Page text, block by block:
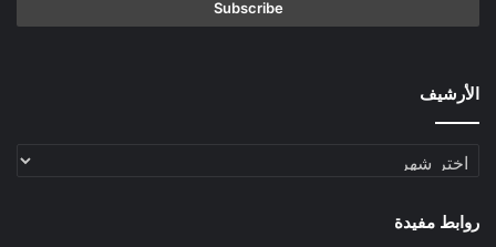
الأرشيف
الأرشيف
روابط مفيدة